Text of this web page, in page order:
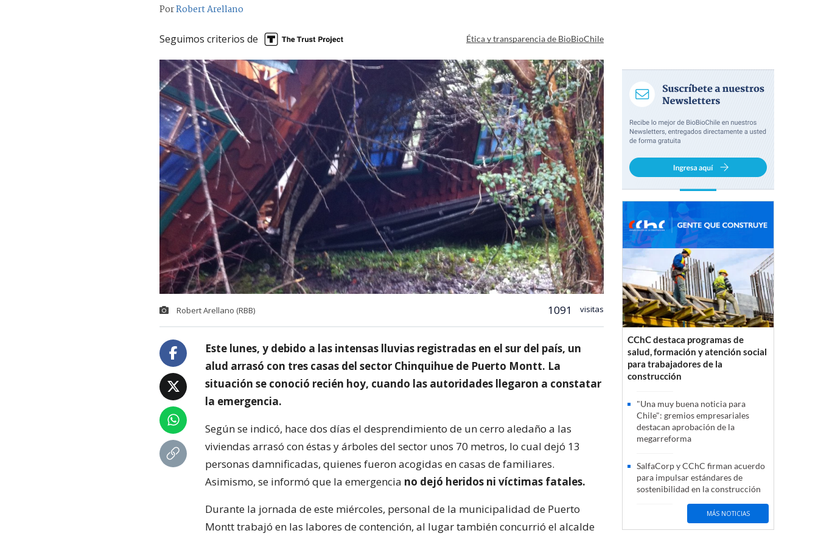
PorRobert Arellano
Seguimos criterios de Ética y transparencia de BioBioChile
Robert Arellano (RBB) 1091 visitas
Este lunes, y debido a las intensas lluvias registradas en el sur del país, un
alud arrasó con tres casas del sector Chinquihue de Puerto Montt. La
situación se conoció recién hoy, cuando las autoridades llegaron a constatar
la emergencia.
Según se indicó, hace dos días el desprendimiento de un cerro aledaño a las
viviendas arrasó con éstas y árboles del sector unos 70 metros, lo cual dejó 13
personas damnificadas, quienes fueron acogidas en casas de familiares.
Asimismo, se informó que la emergencia no dejó heridos ni víctimas fatales.
Durante la jornada de este miércoles, personal de la municipalidad de Puerto
Montt trabajó en las labores de contención, al lugar también concurrió el alcalde
CChC destaca programas de
salud, formación y atención social
para trabajadores de la
construcción
"Una muy buena noticia para
Chile": gremios empresariales
destacan aprobación de la
megarreforma
SalfaCorp y CChC firman acuerdo
para impulsar estándares de
sostenibilidad en la construcción
MÁS NOTICIAS